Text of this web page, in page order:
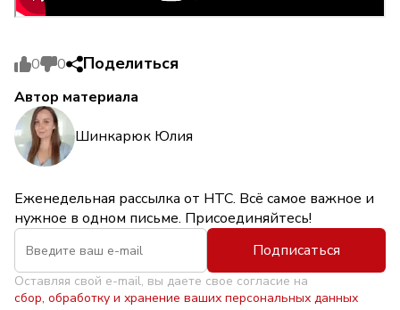
0 0 Поделиться
Автор материала
Шинкарюк Юлия
Еженедельная рассылка от НТС. Всё самое важное и
нужное в одном письме. Присоединяйтесь!
Подписаться
Оставляя свой e-mail, вы даете свое согласие на
сбор, обработку и хранение ваших персональных данных